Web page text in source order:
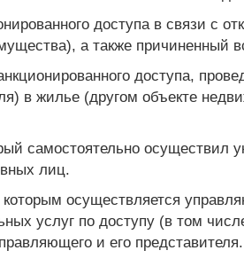
доступа в связи с
а также причиненный
доступа,
в жилье (другом объекте
самостоятельно осуществил
лиц.
осуществляется
услуг по доступу (в том
и его представителя.